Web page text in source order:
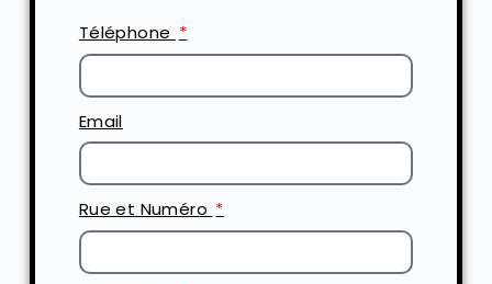
Téléphone
Email
Rue et Numéro